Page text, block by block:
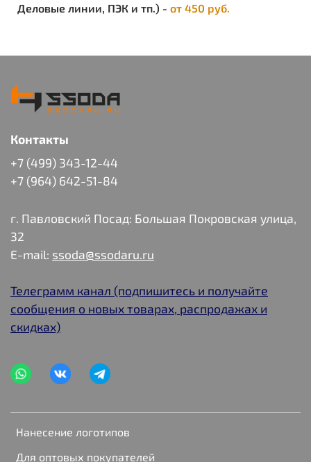
Деловые линии, ПЭК и тп.) - от 450 руб.
Нанесение логотипов
Для оптовых покупателей
Контакты
+7 (499) 343-12-44
+7 (964) 642-51-84
г. Павловский Посад: Большая Покровская улица,
32
E-mail: ssoda@ssodaru.ru
Телеграмм канал (подпишитесь и получайте
сообщения о новых товарах, распродажах и
скидках)